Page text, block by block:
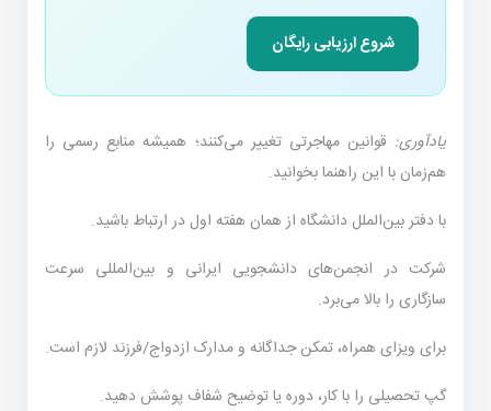
شروع ارزیابی رایگان
یادآوری: قوانین مهاجرتی تغییر می‌کنند؛ همیشه منابع رسمی را
هم‌زمان با این راهنما بخوانید.
با دفتر بین‌الملل دانشگاه از همان هفته اول در ارتباط باشید.
شرکت در انجمن‌های دانشجویی ایرانی و بین‌المللی سرعت
سازگاری را بالا می‌برد.
برای ویزای همراه، تمکن جداگانه و مدارک ازدواج/فرزند لازم است.
گپ تحصیلی را با کار، دوره یا توضیح شفاف پوشش دهید.